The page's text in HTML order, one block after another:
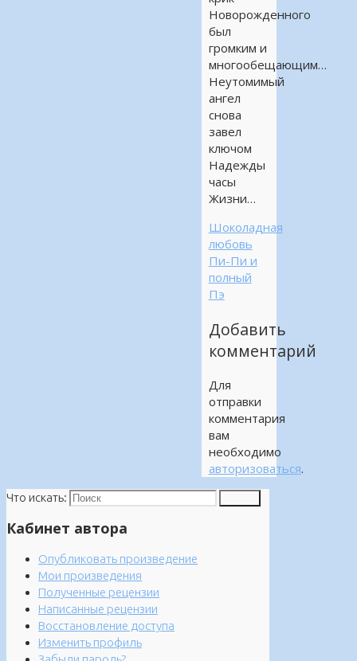
Новорожденного
был
громким и
многообещающим…
Неутомимый
ангел
снова
завел
ключом
Надежды
часы
Жизни…
Шоколадная
любовь
Пи-Пи и
полный
Пэ
Добавить
комментарий
Для
отправки
комментария
вам
необходимо
авторизоваться.
Что искать:
Кабинет автора
Опубликовать произведение
Мои произведения
Полученные рецензии
Написанные рецензии
Восстановление доступа
Изменить профиль